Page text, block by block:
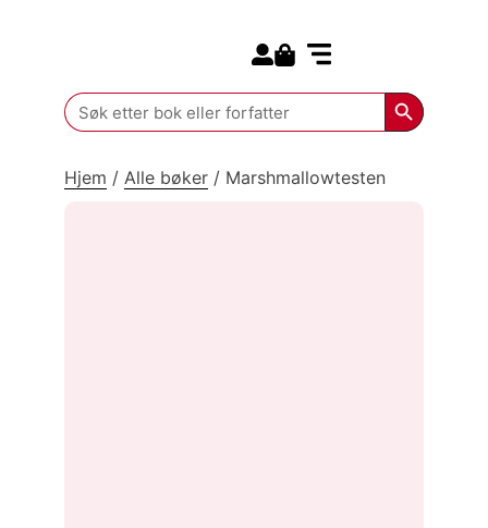
Search
for:
Search
Hjem / Alle bøker / Marshmallowtesten